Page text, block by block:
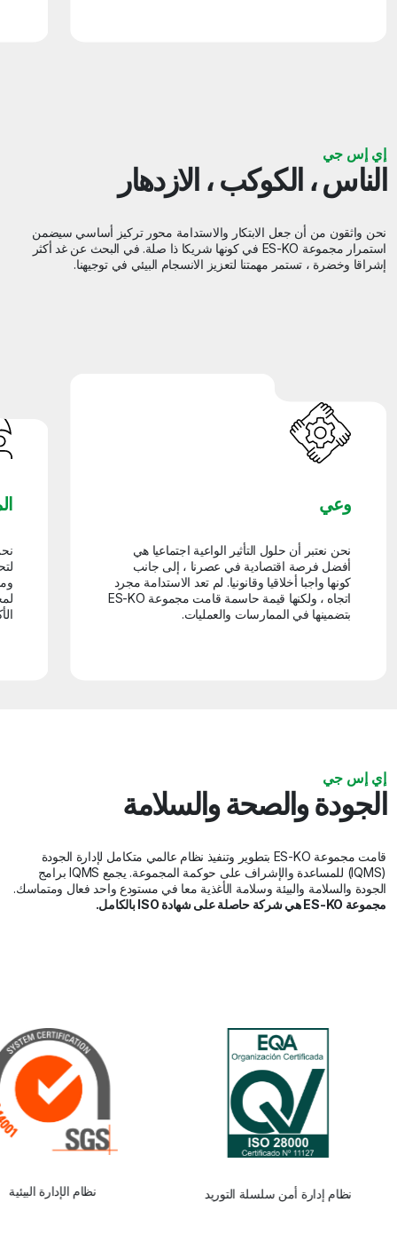
إي إس جي
الناس ، الكوكب ، الازدهار
نحن واثقون من أن جعل الابتكار والاستدامة محور تركيز أساسي سيضمن
استمرار مجموعة ES-KO في كونها شريكا ذا صلة. في البحث عن غد أكثر
إشراقا وخضرة ، تستمر مهمتنا لتعزيز الانسجام البيئي في توجيهنا.
وعي
نحن نعتبر أن حلول التأثير الواعية اجتماعيا هي
أفضل فرصة اقتصادية في عصرنا ، إلى جانب
كونها واجبا أخلاقيا وقانونيا. لم تعد الاستدامة مجرد
اتجاه ، ولكنها قيمة حاسمة قامت مجموعة ES-KO
بتضمينها في الممارسات والعمليات.
إي إس جي
الجودة والصحة والسلامة
قامت مجموعة ES-KO بتطوير وتنفيذ نظام عالمي متكامل لإدارة الجودة
(IQMS) للمساعدة والإشراف على حوكمة المجموعة. يجمع IQMS برامج
الجودة والسلامة والبيئة وسلامة الأغذية معا في مستودع واحد فعال ومتماسك.
مجموعة ES-KO هي شركة حاصلة على شهادة ISO بالكامل.
نظام إدارة أمن سلسلة التوريد نظام الإدارة البيئية